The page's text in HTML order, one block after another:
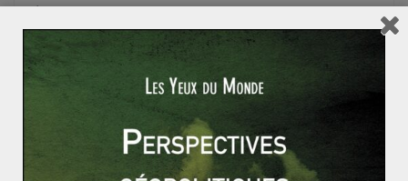
cette croyance en une forme de mission divine. Le pays
a toujours cherché à repousser ses limites le plus loin
possible, et à étendre son influence. Pour reprendre le
titre d’un opus de James Bond, le monde ne leur
suffisait pas. Leur destinée les poussait au-delà.
En plus de permettre la construction de son territoire